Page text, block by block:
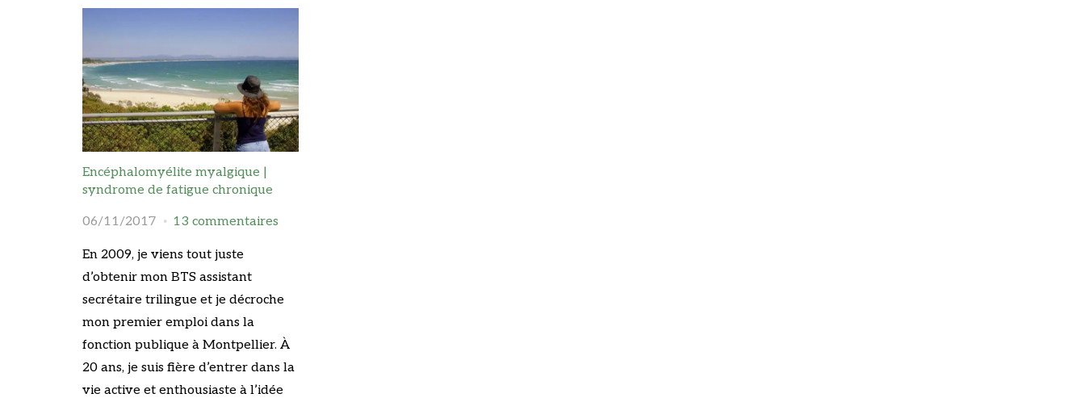
Encéphalomyélite myalgique |
syndrome de fatigue chronique
06/11/2017 13 commentaires
En 2009, je viens tout juste
d’obtenir mon BTS assistant
secrétaire trilingue et je décroche
mon premier emploi dans la
fonction publique à Montpellier. À
20 ans, je suis fière d’entrer dans la
vie active et enthousiaste à l’idée